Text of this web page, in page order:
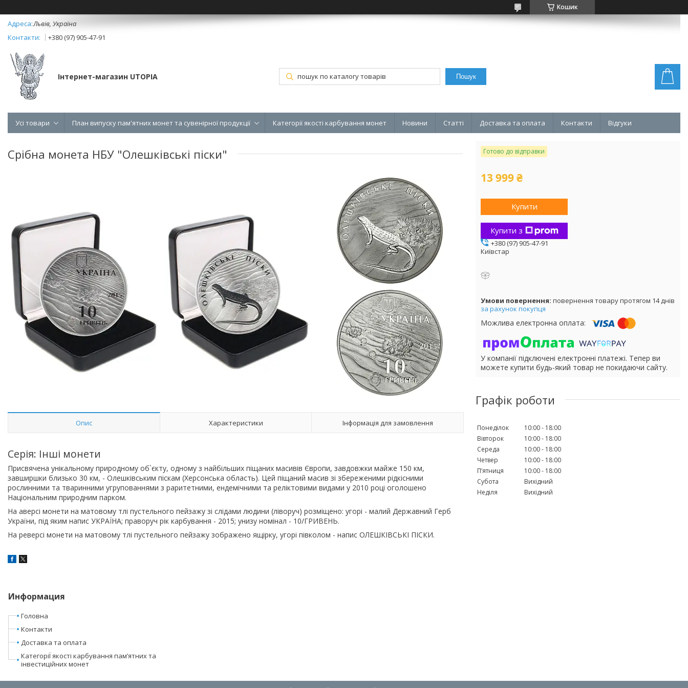
Кошик
Львів, Україна
+380 (97) 905-47-91
Інтернет-магазин UTOPIA Пошук
Усі товари План випуску пам'ятних монет та сувенірної продукції Категорії якості карбування монет Новини Статті Доставка та оплата Контакти Відгуки
Срібна монета НБУ "Олешківські піски"
Опис Характеристики Інформація для замовлення
Серія: Інші монети
Присвячена унікальному природному об`єкту, одному з найбільших піщаних масивів Європи, завдовжки майже 150 км,
завширшки близько 30 км, - Олешківським піскам (Херсонська область). Цей піщаний масив зі збереженими рідкісними
рослинними та тваринними угрупованнями з раритетними, ендемічними та реліктовими видами у 2010 році оголошено
Національним природним парком.
На аверсі монети на матовому тлі пустельного пейзажу зі слідами людини (ліворуч) розміщено: угорі - малий Державний Герб
України, під яким напис УКРАЇНА; праворуч рік карбування - 2015; унизу номінал - 10/ГРИВЕНЬ.
На реверсі монети на матовому тлі пустельного пейзажу зображено ящірку, угорі півколом - напис ОЛЕШКІВСЬКІ ПІСКИ.
Готово до відправки
13 999 ₴
Купити
Купити з
+380 (97) 905-47-91
Київстар
повернення товару протягом 14 днів
за рахунок покупця
У компанії підключені електронні платежі. Тепер ви
можете купити будь-який товар не покидаючи сайту.
Графік роботи
Понеділок 10:00
18:00
Вівторок
10:00
18:00
Середа
10:00
18:00
Четвер
10:00
18:00
Пʼятниця
10:00
18:00
Субота
Вихідний
Неділя
Вихідний
Информация
Головна
Контакти
Доставка та оплата
КатегоріЇ якості карбування пам’ятних та
інвестиційних монет